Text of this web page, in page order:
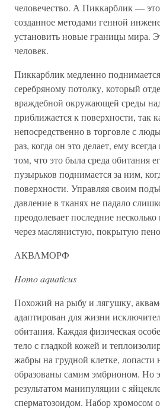
человечество. А Пиккарблик —
созданное методами генной
установить новые границы мира.
человек.
Пиккарблик медленно
серебряному потолку, который
враждебной окружающей среды
приближается к поверхности, так
непосредственно в торговле с
раз, когда он это делает, ему
том, что это была среда обитания
пузырьков поднимается за ним,
поверхности. Управляя своим
давление в тканях не падало
преодолевает последние
через маслянистую, покрытую
АКВАМОРФ
Homo aquaticus
Похожий на рыбу и лягушку,
адаптирован для жизни
обитания. Каждая физическая
тело с гладкой кожей и
жабры на грудной клетке,
образованы самим эмбрионом. Но
результатом манипуляции с
сперматозоидом. Набор хромосом